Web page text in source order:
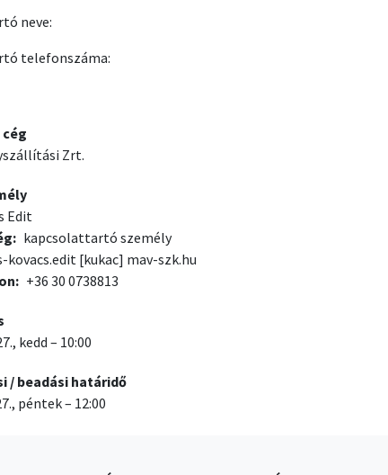
neve:
telefonszáma:
Zrt.
Edit
kapcsolattartó személy
kovacs.edit [kukac] mav-szk.hu
+36 30 0738813
kedd – 10:00
/ beadási határidő
péntek – 12:00